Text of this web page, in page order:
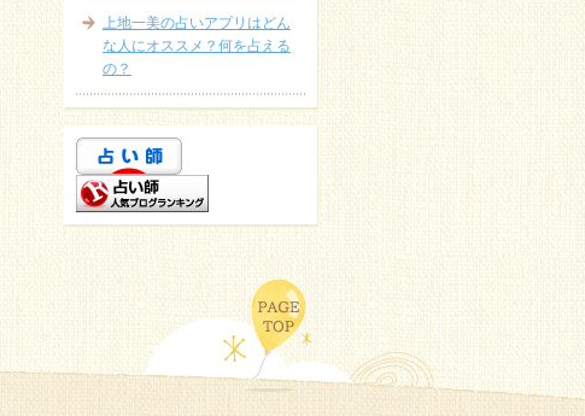
上地一美の占いアプリはどん
な人にオススメ？何を占える
の？